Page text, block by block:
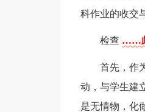
科作业的收交
检查 ……
首先，作
动，与学生建
是无情物，化